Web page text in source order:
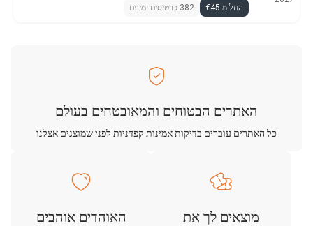
החל מ €45
382 כרטיסים זמינים
האתרים הבטוחים והמאובטחים בעולם
כל האתרים עוברים בדיקות אמינות קפדניות לפני שמוצגים אצלנו
מוצאים לך את
האוהדים אוהבים